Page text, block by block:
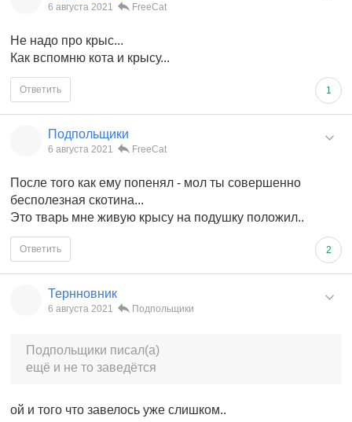
6 августа 2021 FreeCat
Не надо про крыс...
Как вспомню кота и крысу...
1
Ответить
Подпольщики
6 августа 2021 FreeCat
После того как ему попенял - мол ты совершенно
бесполезная скотина...
Это тварь мне живую крысу на подушку положил..
2
Ответить
Тернновник
6 августа 2021 Подпольщики
Подпольщики писал(а)
ещё и не то заведётся
ой и того что завелось уже слишком..